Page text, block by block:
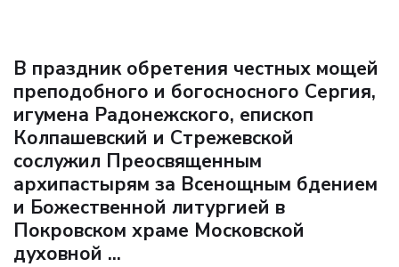
В праздник обретения честных мощей
преподобного и богосносного Сергия,
игумена Радонежского, епископ
Колпашевский и Стрежевской
сослужил Преосвященным
архипастырям за Всенощным бдением
и Божественной литургией в
Покровском храме Московской
духовной ...